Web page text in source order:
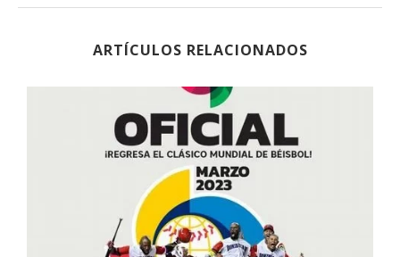
ARTÍCULOS RELACIONADOS